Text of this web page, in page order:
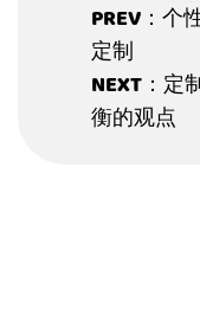
PREV：个
定制
NEXT：定
衡的观点